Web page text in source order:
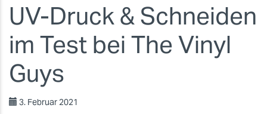
UV-Druck & Schneiden
im Test bei The Vinyl
Guys
3. Februar 2021